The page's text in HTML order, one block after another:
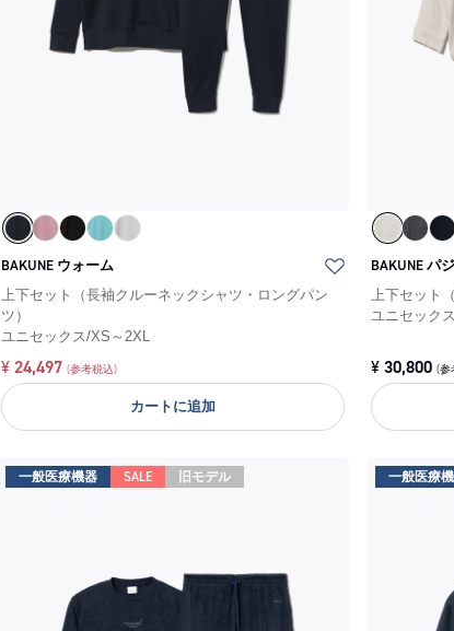
BAKUNE ウォーム
上下セット（長袖クルーネックシャツ・ロングパン
ツ）
ユニセックス/XS～2XL
¥ 24,497 (参考税込)
カートに追加
BAKUNE パ
上下セット
ユニセック
¥30,800 (参
一般医療機器 SALE 旧モデル 一般医療